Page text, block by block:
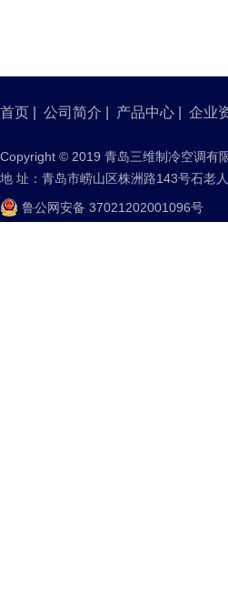
首页 公司简介 产品中心 企业
Copyright © 2019 青岛三维制冷空调有
地 址：青岛市崂山区株洲路143号石老
鲁公网安备 37021202001096号